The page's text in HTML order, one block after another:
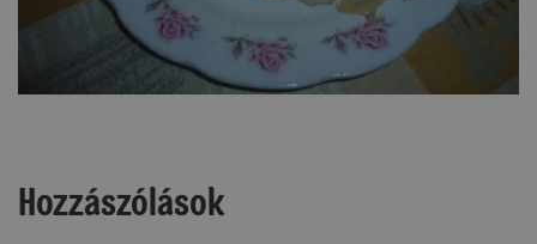
Hozzászólások